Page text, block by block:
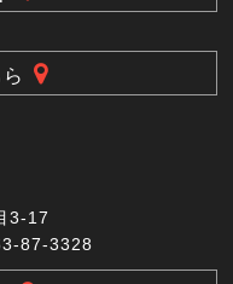
3-17
87-3328